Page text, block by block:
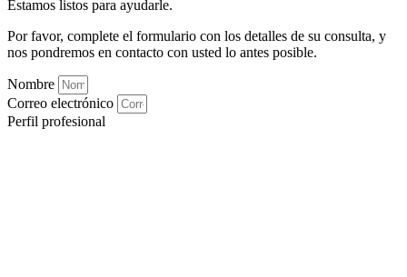
Estamos listos para ayudarle.
Por favor, complete el formulario con los detalles de su consulta, y
nos pondremos en contacto con usted lo antes posible.
Nombre
Correo electrónico
Perfil profesional